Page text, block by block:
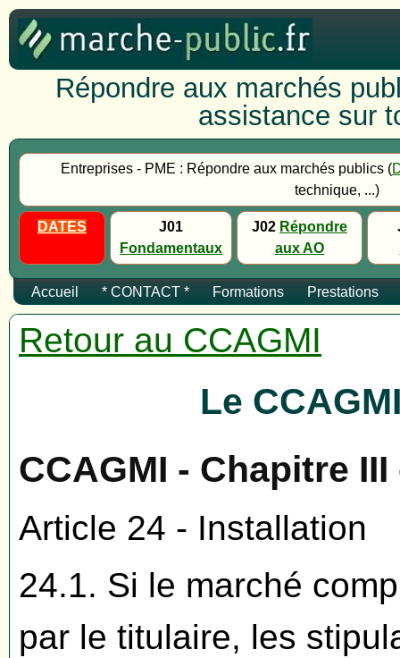
Répondre aux marchés
assistance sur
Entreprises - PME : Répondre aux marchés publics (
technique, ...)
DATES
J01
Fondamentaux
J02 Répondre
aux AO
Accueil * CONTACT * Formations Prestations
Retour au CCAGMI
Le
CCAGMI - Chapitre
Article 24 - Installation
24.1. Si le marché
par le titulaire, les